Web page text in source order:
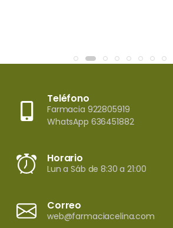
Teléfono
Farmacia 922805919
WhatsApp 636451882
Horario
Lun a Sáb de 8:30 a 21:00
Correo
web@farmaciacelina.com